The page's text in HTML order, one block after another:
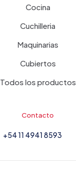
Cocina
Cuchilleria
Maquinarias
Cubiertos
Todos los productos
Contacto
+54 11 4941 8593